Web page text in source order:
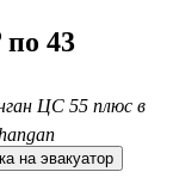
43
ЦС 55 плюс в
заявка на эвакуатор